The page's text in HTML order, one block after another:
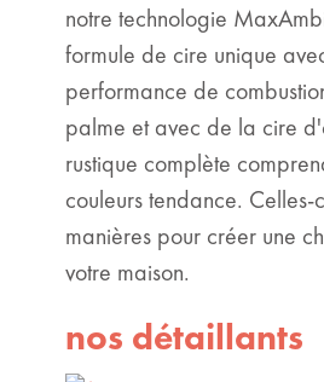
notre technologie
formule de cire unique
performance de
palme et avec de la cire
rustique complète
couleurs tendance.
manières pour créer une
votre maison.
nos détaillants